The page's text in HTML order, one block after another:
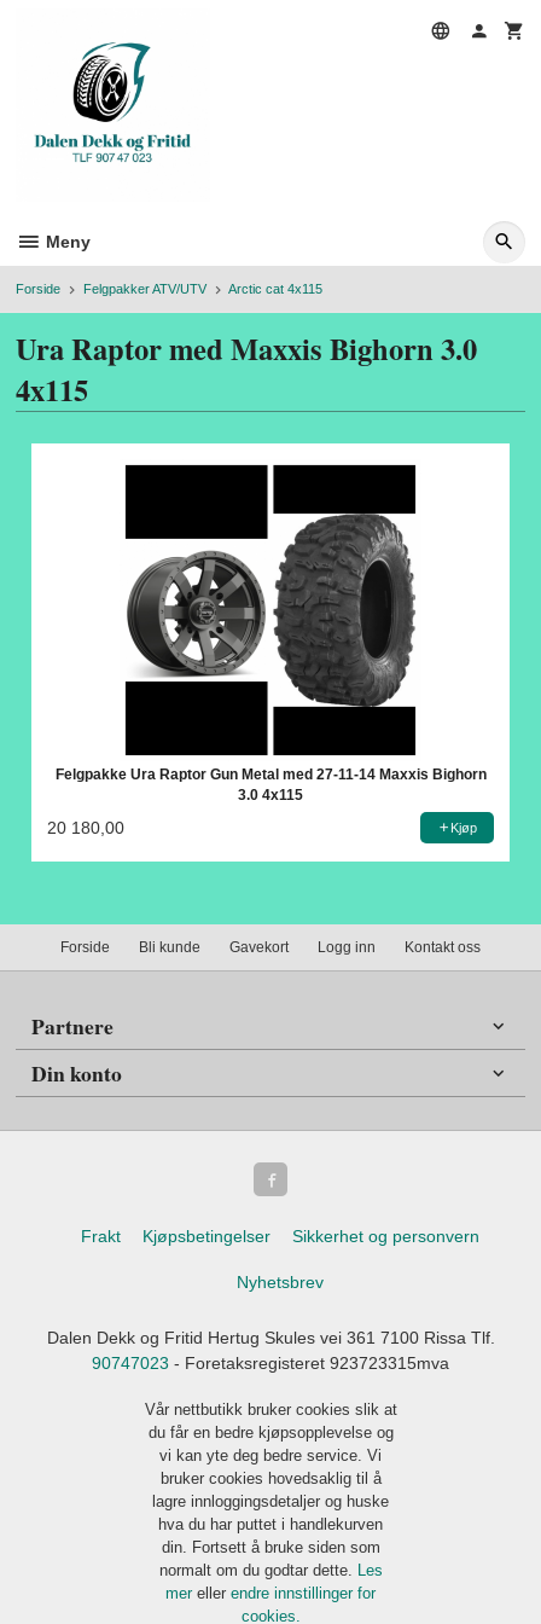
Meny
Forside Felgpakker ATV/UTV Arctic cat 4x115
Ura Raptor med Maxxis Bighorn 3.0
4x115
Felgpakke Ura Raptor Gun Metal med 27-11-14 Maxxis Bighorn
3.0 4x115
20 180,00 Kjøp
Forside Bli kunde Gavekort Logg inn Kontakt oss
Partnere
Din konto
Frakt Kjøpsbetingelser Sikkerhet og personvern
Nyhetsbrev
Dalen Dekk og Fritid Hertug Skules vei 361 7100 Rissa Tlf.
90747023 - Foretaksregisteret 923723315mva
Vår nettbutikk bruker cookies slik at
du får en bedre kjøpsopplevelse og
vi kan yte deg bedre service. Vi
bruker cookies hovedsaklig til å
lagre innloggingsdetaljer og huske
hva du har puttet i handlekurven
din. Fortsett å bruke siden som
normalt om du godtar dette.
Les
mer eller endre innstillinger for
cookies.